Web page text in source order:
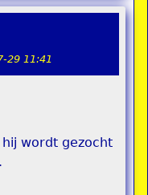
29 11:41
wordt gezocht